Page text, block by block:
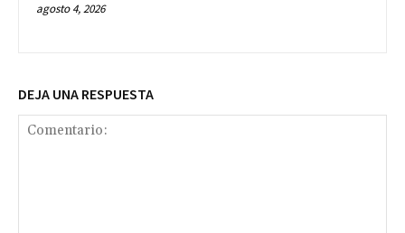
agosto 4, 2026
DEJA UNA RESPUESTA